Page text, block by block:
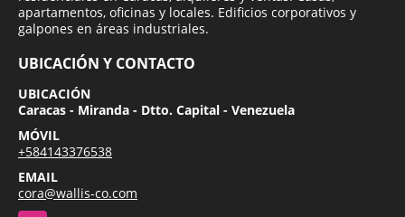
apartamentos, oficinas y locales. Edificios corporativos y
galpones en áreas industriales.
UBICACIÓN Y CONTACTO
UBICACIÓN
Caracas - Miranda - Dtto. Capital - Venezuela
MÓVIL
+584143376538
EMAIL
cora@wallis-co.com